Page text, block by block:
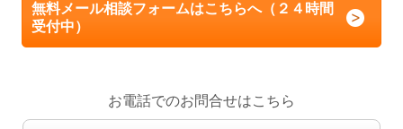
無料メール相談フォームはこちらへ（２４時間
受付中）
お電話でのお問合せはこちら